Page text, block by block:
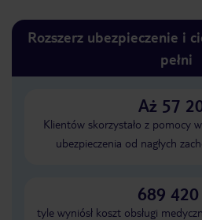
Rozszerz ubezpieczenie i
pełni
Aż 57
Klientów skorzystało z pomocy
ubezpieczenia od nagłych
689 420
tyle wyniósł koszt obsługi